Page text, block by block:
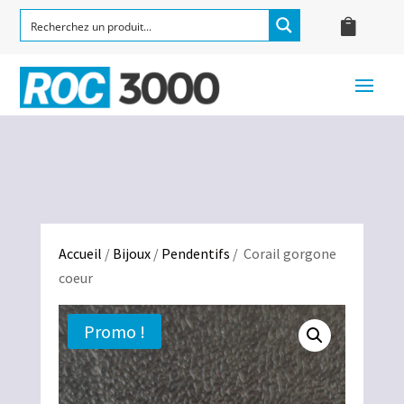
Accueil / Bijoux/ Pendentifs / Corail gorgone
coeur
Promo !